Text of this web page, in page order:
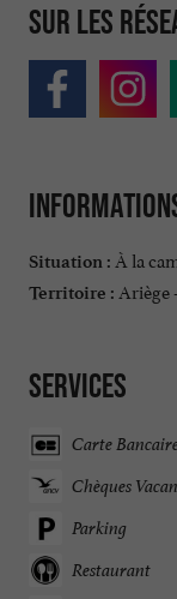
Sur les
Situation : À la
Territoire : Ariège
Services
Carte
Chèques
Parking
Restaurant